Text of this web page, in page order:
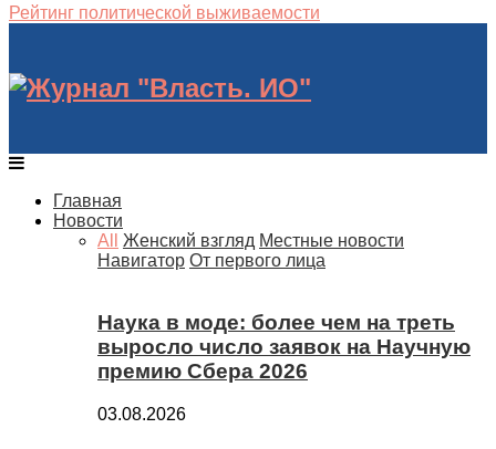
Рейтинг политической выживаемости
Главная
Новости
All
Женский взгляд Местные новости
Навигатор От первого лица
Наука в моде: более чем на треть
выросло число заявок на Научную
премию Сбера 2026
03.08.2026